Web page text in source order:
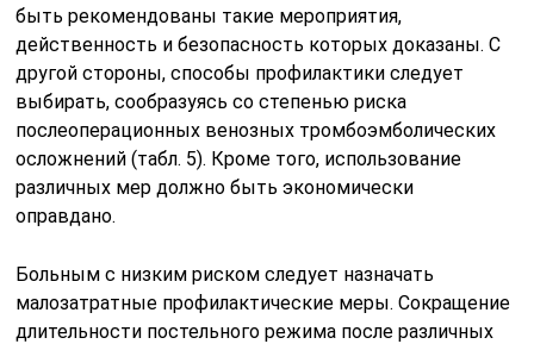
быть рекомендованы такие мероприятия,
действенность и безопасность которых доказаны. С
другой стороны, способы профилактики следует
выбирать, сообразуясь со степенью риска
послеоперационных венозных тромбоэмболических
осложнений (табл. 5). Кроме того, использование
различных мер должно быть экономически
оправдано.
Больным с низким риском следует назначать
малозатратные профилактические меры. Сокращение
длительности постельного режима после различных